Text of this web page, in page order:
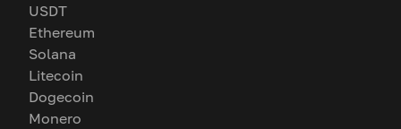
USDT
Ethereum
Solana
Litecoin
Dogecoin
Monero